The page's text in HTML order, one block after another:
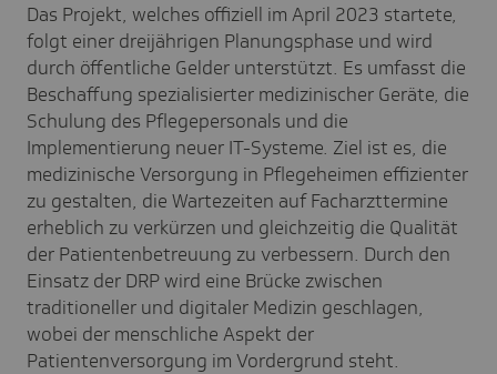
Das Projekt, welches offiziell im April 2023 startete,
folgt einer dreijährigen Planungsphase und wird
durch öffentliche Gelder unterstützt. Es umfasst die
Beschaffung spezialisierter medizinischer Geräte, die
Schulung des Pflegepersonals und die
Implementierung neuer IT-Systeme. Ziel ist es, die
medizinische Versorgung in Pflegeheimen effizienter
zu gestalten, die Wartezeiten auf Facharzttermine
erheblich zu verkürzen und gleichzeitig die Qualität
der Patientenbetreuung zu verbessern. Durch den
Einsatz der DRP wird eine Brücke zwischen
traditioneller und digitaler Medizin geschlagen,
wobei der menschliche Aspekt der
Patientenversorgung im Vordergrund steht.